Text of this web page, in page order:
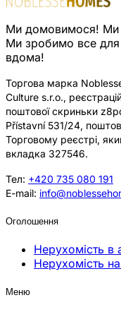
Ми домовимося! Ми
Ми зробимо все для
вдома!
Торгова марка
Culture s.r.o.,
поштової скриньки
Přístavní 531/24,
Торговому реєстрі,
вкладка 327546.
Тел: +420 735 080 191
E-mail:
Оголошення
Нерухомість в
Нерухомість
Меню